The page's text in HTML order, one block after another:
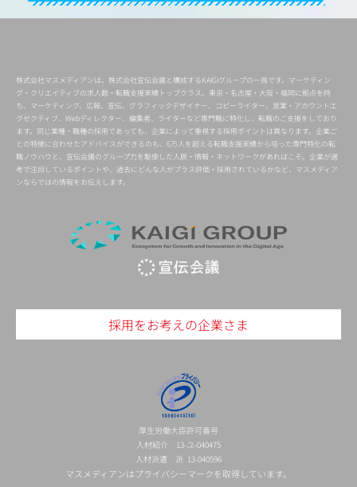
株式会社マスメディアンは、株式会社宣伝会議と構成するKAIGIグループの一員です。マーケティン
グ・クリエイティブの求人数・転職支援実績トップクラス。東京・名古屋・大阪・福岡に拠点を持
ち、マーケティング、広報、宣伝、グラフィックデザイナー、コピーライター、営業・アカウントエ
グゼクティブ、Webディレクター、編集者、ライターなど専門職に特化し、転職のご支援をしており
ます。同じ業種・職種の採用であっても、企業によって重視する採用ポイントは異なります。企業ご
との特徴に合わせたアドバイスができるのも、6万人を超える転職支援実績から培った専門特化の転
職ノウハウと、宣伝会議のグループ力を駆使した人脈・情報・ネットワークがあればこそ。企業が選
考で注目しているポイントや、過去にどんな人がプラス評価・採用されているかなど、マスメディア
ンならではの情報をお伝えします。
採用をお考えの企業さま
厚生労働大臣許可番号
人材紹介 13-ユ-040475
人材派遣 派 13-040596
マスメディアンはプライバシーマークを取得しています。